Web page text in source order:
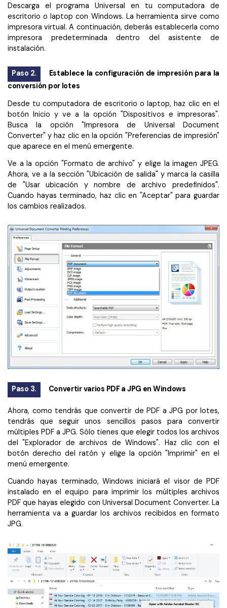
Edita y personaliza plantillas gratuitas.
Descuento educativo
Adquiere PDFelement con descuento académico.
Descarga las herramientas de PDF.
Actualizar a PDFelement V12.
Descarga el programa Universal en tu computadora de
escritorio o laptop con Windows. La herramienta sirve como
impresora virtual. A continuación, deberás establecerla como
impresora predeterminada dentro del asistente de
instalación.
Paso 2.
Establece la configuración de impresión para la
conversión por lotes
Desde tu computadora de escritorio o laptop, haz clic en el
botón Inicio y ve a la opción "Dispositivos e impresoras".
Busca la opción "Impresora de Universal Document
Converter" y haz clic en la opción "Preferencias de impresión"
que aparece en el menú emergente.
Ve a la opción "Formato de archivo" y elige la imagen JPEG.
Ahora, ve a la sección "Ubicación de salida" y marca la casilla
de "Usar ubicación y nombre de archivo predefinidos".
Cuando hayas terminado, haz clic en "Aceptar" para guardar
los cambios realizados.
Paso 3. Convertir varios PDF a JPG en Windows
Ahora, como tendrás que convertir de PDF a JPG por lotes,
tendrás que seguir unos sencillos pasos para convertir
múltiples PDF a JPG. Sólo tienes que elegir todos los archivos
del "Explorador de archivos de Windows". Haz clic con el
botón derecho del ratón y elige la opción "Imprimir" en el
menú emergente.
Cuando hayas terminado, Windows iniciará el visor de PDF
instalado en el equipo para imprimir los múltiples archivos
PDF que hayas elegido con Universal Document Converter. La
herramienta va a guardar los archivos recibidos en formato
JPG.